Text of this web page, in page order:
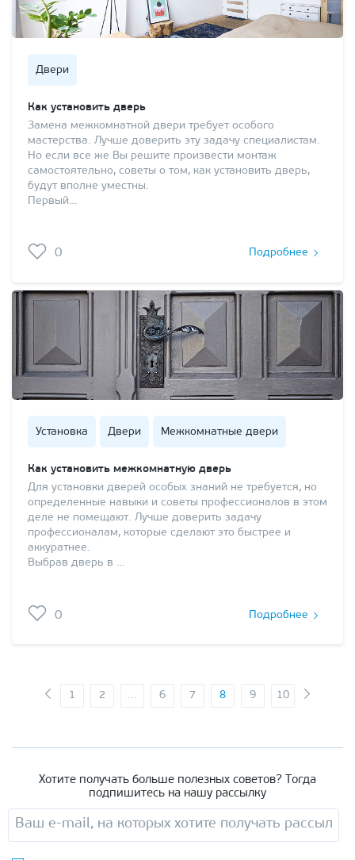
Двери
Как установить дверь
Замена межкомнатной двери требует особого
мастерства. Лучше доверить эту задачу специалистам.
Но если все же Вы решите произвести монтаж
самостоятельно, советы о том, как установить дверь,
будут вполне уместны.
Первый…
0 Подробнее
Установка Двери Межкомнатные двери
Как установить межкомнатную дверь
Для установки дверей особых знаний не требуется, но
определенные навыки и советы профессионалов в этом
деле не помещают. Лучше доверить задачу
профессионалам, которые сделают это быстрее и
аккуратнее.
Выбрав дверь в …
0 Подробнее
1 2 ... 6 7 8 9 10
Хотите получать больше полезных советов? Тогда
подпишитесь на нашу рассылку